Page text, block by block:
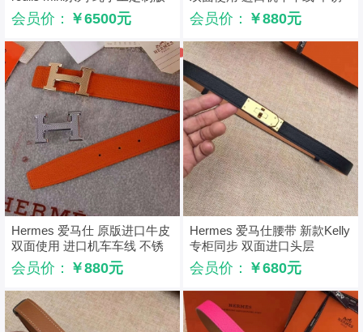
黑色
会员价： ￥6500元
钢扣头 蓝色
会员价： ￥880元
Hermes 爱马仕 原版进口牛皮
双面使用 进口机车车线 不锈
钢扣头 橙色
会员价： ￥880元
Hermes 爱马仕腰带 新款Kelly
专柜同步 双面进口头层
Hermes腰带 黑色
会员价： ￥680元